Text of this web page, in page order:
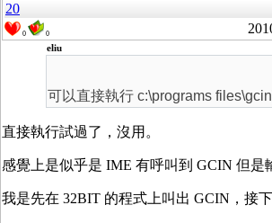
20
0 0
eliu
可以直接執行 c:\programs
直接執行試過了，沒用。
感覺上是似乎是 IME 有呼叫到 GCIN 但
我是先在 32BIT 的程式上叫出 GCIN，接